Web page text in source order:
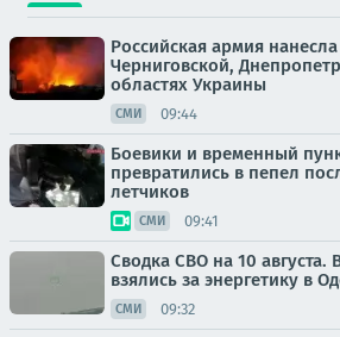
Российская армия
Черниговской,
областях Украины
СМИ 09:44
Боевики и временный
превратились в пепел
летчиков
СМИ 09:41
Сводка СВО на 10 августа.
взялись за энергетику в
СМИ 09:32